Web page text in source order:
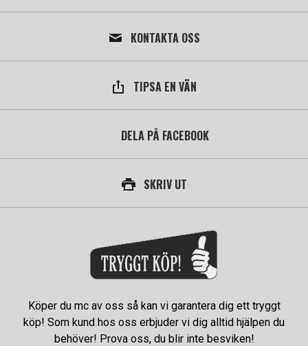
KONTAKTA OSS
TIPSA EN VÄN
DELA PÅ FACEBOOK
SKRIV UT
Köper du mc av oss så kan vi garantera dig ett tryggt
köp! Som kund hos oss erbjuder vi dig alltid hjälpen du
behöver! Prova oss, du blir inte besviken!